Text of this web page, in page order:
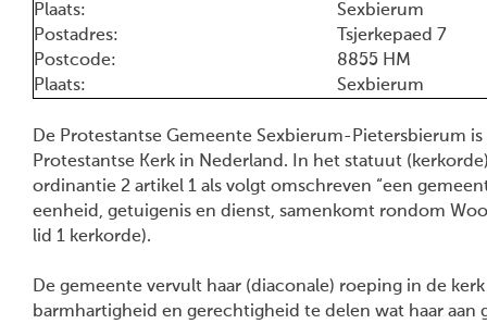
Plaats:
Sexbierum
Postadres:
Tsjerkepaed 7
Postcode:
8855 HM
Plaats:
Sexbierum
De Protestantse Gemeente Sexbierum-Pietersbierum
Protestantse Kerk in Nederland. In het statuut
ordinantie 2 artikel 1 als volgt omschreven “een
eenheid, getuigenis en dienst, samenkomt rondom
lid 1 kerkorde).
De gemeente vervult haar (diaconale) roeping in de
barmhartigheid en gerechtigheid te delen wat haar aan